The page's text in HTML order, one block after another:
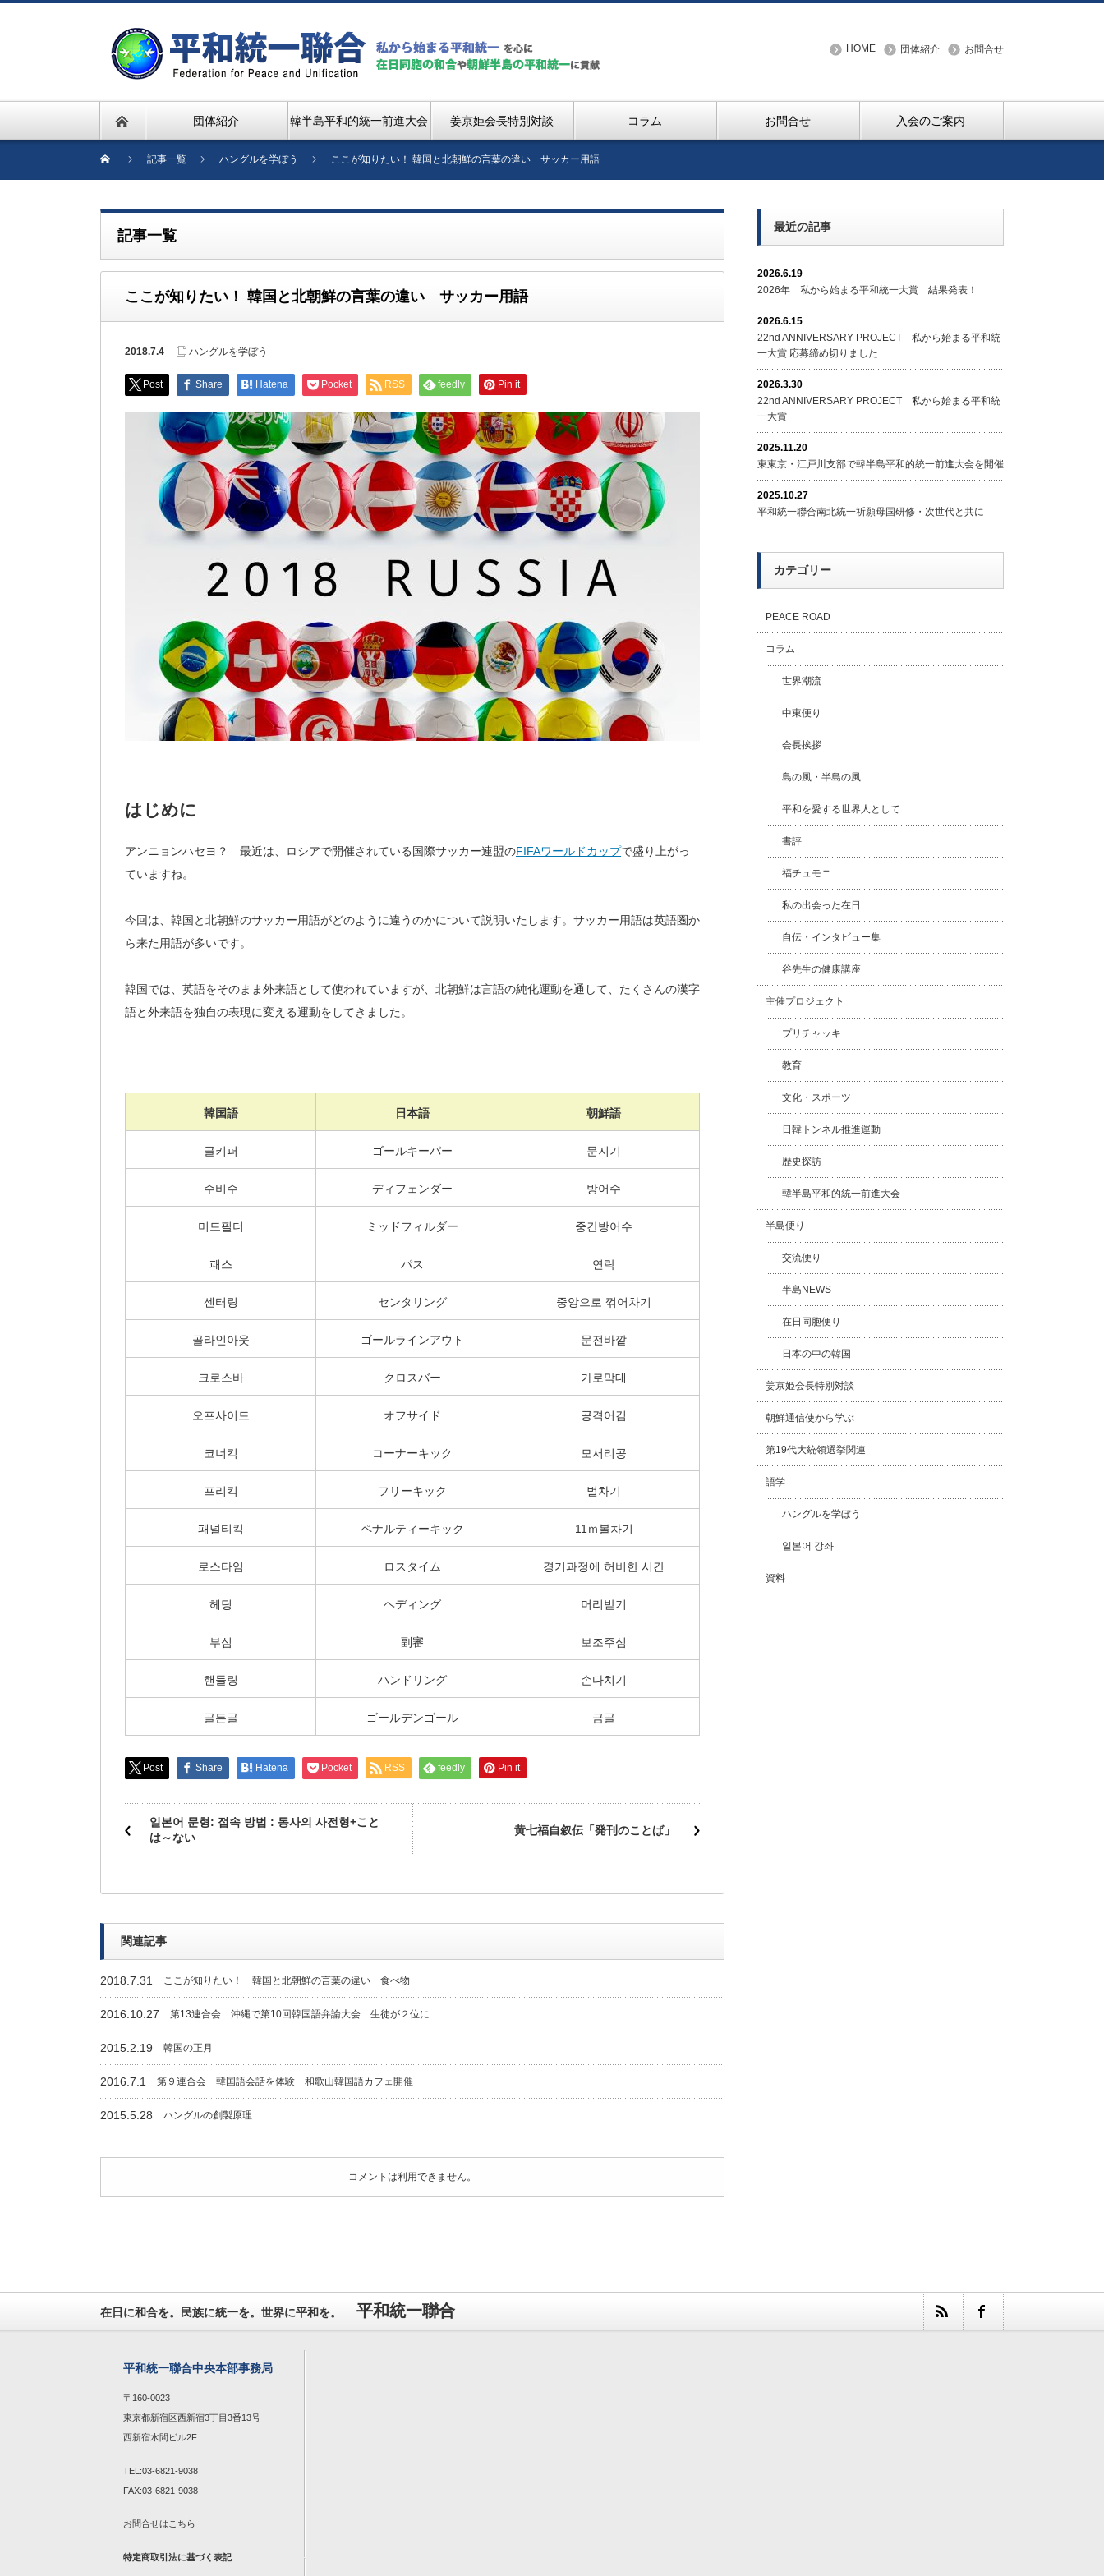
HOME 団体紹介 お問合せ
団体紹介 韓半島平和的統一前進大会 姜京姫会長特別対談 コラム お問合せ 入会のご案内
記事一覧 ハングルを学ぼう ここが知りたい！ 韓国と北朝鮮の言葉の違い サッカー用語
記事一覧
ここが知りたい！ 韓国と北朝鮮の言葉の違い サッカー用語
2018.7.4 ハングルを学ぼう
Post Share Hatena Pocket RSS feedly Pin it
はじめに
アンニョンハセヨ？ 最近は、ロシアで開催されている国際サッカー連盟のFIFAワールドカップで盛り上がっ
ていますね。
今回は、韓国と北朝鮮のサッカー用語がどのように違うのかについて説明いたします。サッカー用語は英語圏か
ら来た用語が多いです。
韓国では、英語をそのまま外来語として使われていますが、北朝鮮は言語の純化運動を通して、たくさんの漢字
語と外来語を独自の表現に変える運動をしてきました。
韓国語 日本語 朝鮮語
골키퍼 ゴールキーパー 문지기
수비수 ディフェンダー 방어수
미드필더 ミッドフィルダー 중간방어수
패스 パス 연락
센터링 センタリング 중앙으로 꺾어차기
골라인아웃 ゴールラインアウト 문전바깥
크로스바 クロスバー 가로막대
오프사이드 オフサイド 공격어김
코너킥 コーナーキック 모서리공
프리킥 フリーキック 벌차기
패널티킥 ペナルティーキック 11 ｍ볼차기
로스타임 ロスタイム 경기과정에 허비한 시간
헤딩 ヘディング 머리받기
부심 副審 보조주심
핸들링 ハンドリング 손다치기
골든골 ゴールデンゴール 금골
Post Share Hatena Pocket RSS feedly Pin it
일본어 문형: 접속 방법 : 동사의 사전형+こと
は～ない
黄七福自叙伝「発刊のことば」
関連記事
2018.7.31 ここが知りたい！ 韓国と北朝鮮の言葉の違い 食べ物
2016.10.27 第13連合会 沖縄で第10回韓国語弁論大会 生徒が２位に
2015.2.19 韓国の正月
2016.7.1 第９連合会 韓国語会話を体験 和歌山韓国語カフェ開催
2015.5.28 ハングルの創製原理
コメントは利用できません。
最近の記事
2026.6.19
2026年 私から始まる平和統一大賞 結果発表！
2026.6.15
22nd ANNIVERSARY PROJECT 私から始まる平和統
一大賞 応募締め切りました
2026.3.30
22nd ANNIVERSARY PROJECT 私から始まる平和統
一大賞
2025.11.20
東東京・江戸川支部で韓半島平和的統一前進大会を開催
2025.10.27
平和統一聯合南北統一祈願母国研修・次世代と共に
カテゴリー
PEACE ROAD
コラム
世界潮流
中東便り
会長挨拶
島の風・半島の風
平和を愛する世界人として
書評
福チュモニ
私の出会った在日
自伝・インタビュー集
谷先生の健康講座
主催プロジェクト
プリチャッキ
教育
文化・スポーツ
日韓トンネル推進運動
歴史探訪
韓半島平和的統一前進大会
半島便り
交流便り
半島NEWS
在日同胞便り
日本の中の韓国
姜京姫会長特別対談
朝鮮通信使から学ぶ
第19代大統領選挙関連
語学
ハングルを学ぼう
일본어 강좌
資料
在日に和合を。民族に統一を。世界に平和を。 平和統一聯合
平和統一聯合中央本部事務局
〒160-0023
東京都新宿区西新宿3丁目3番13号
西新宿水間ビル2F
TEL:03-6821-9038
FAX:03-6821-9038
お問合せは こちら
特定商取引法に基づく表記